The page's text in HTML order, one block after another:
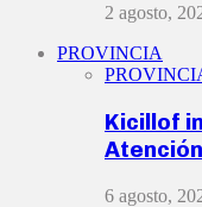
2 agosto,
PROVINCIA
Kicillof
6 agosto,